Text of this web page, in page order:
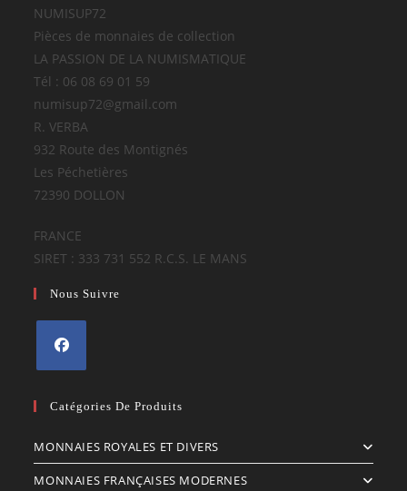
NUMISUP72
Pièces de monnaies de collection
LA PASSION DE LA NUMISMATIQUE
Tél : 06 08 69 01 59
numisup72@gmail.com
R. VERBA
932 Route des Montignés
Les Péchetières
72390 DOLLON
FRANCE
SIRET : 333 731 552 R.C.S. LE MANS
Nous Suivre
dans
nouvel
Catégories De Produits
MONNAIES ROYALES ET DIVERS
MONNAIES FRANÇAISES MODERNES